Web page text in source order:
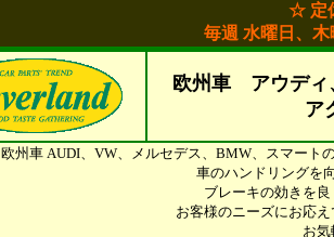
☆ 定
毎週 水曜日、
欧州車 アウディ
ア
欧州車 AUDI、VW、メルセデス、BMW、スマート
車のハンドリングを
ブレーキの効きを
お客様のニーズにお応
お